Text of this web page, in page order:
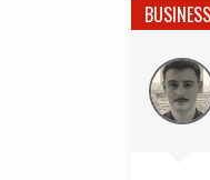
BUSINESS